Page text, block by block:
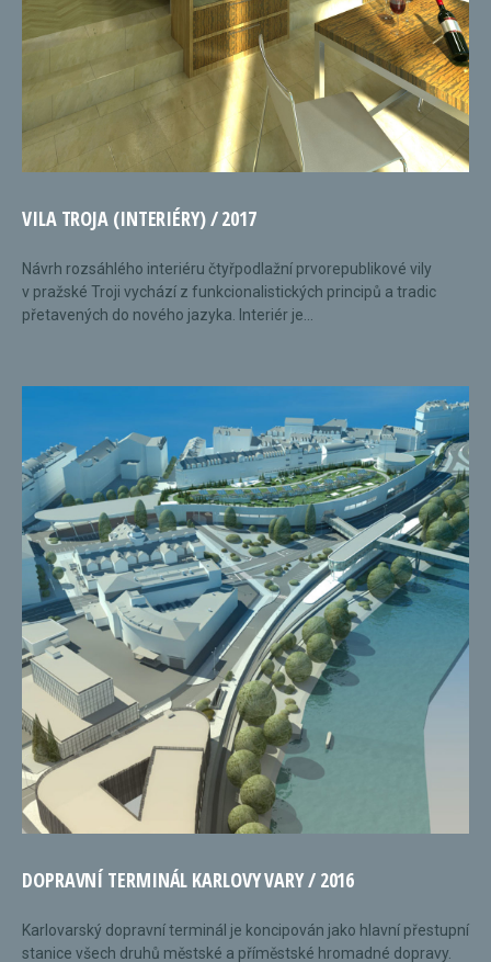
VILA TROJA (INTERIÉRY) / 2017
Návrh rozsáhlého interiéru čtyřpodlažní prvorepublikové vily
v pražské Troji vychází z funkcionalistických principů a tradic
přetavených do nového jazyka. Interiér je...
DOPRAVNÍ TERMINÁL KARLOVY VARY / 2016
Karlovarský dopravní terminál je koncipován jako hlavní přestupní
stanice všech druhů městské a příměstské hromadné dopravy.